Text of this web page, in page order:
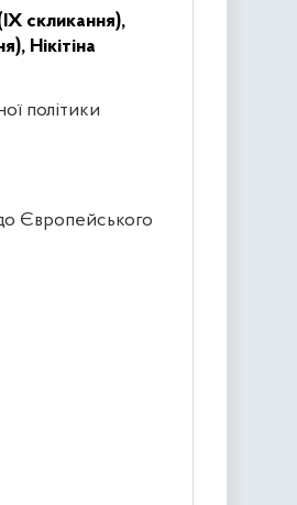
скликання),
Нікітіна
політики
Європейського